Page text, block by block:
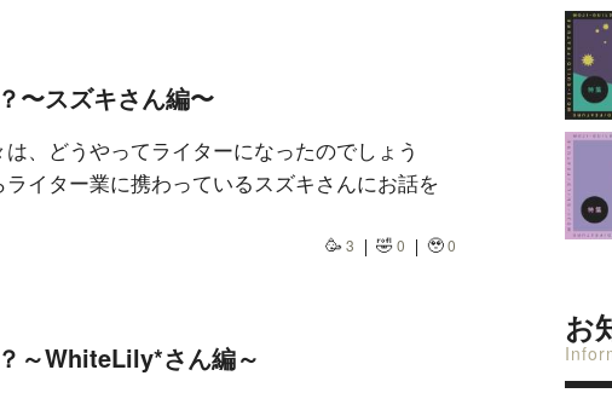
〜スズキさん編〜
、どうやってライターになったのでしょう
イター業に携わっているスズキさんにお話を
🥳 3 🤣0 🥹0
～WhiteLily*さん編～
お